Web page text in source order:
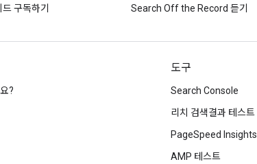
드 구독하기 Search Off the Record 듣기
?
도구
Search Console
리치 검색결과 테스트
PageSpeed Insights
AMP 테스트